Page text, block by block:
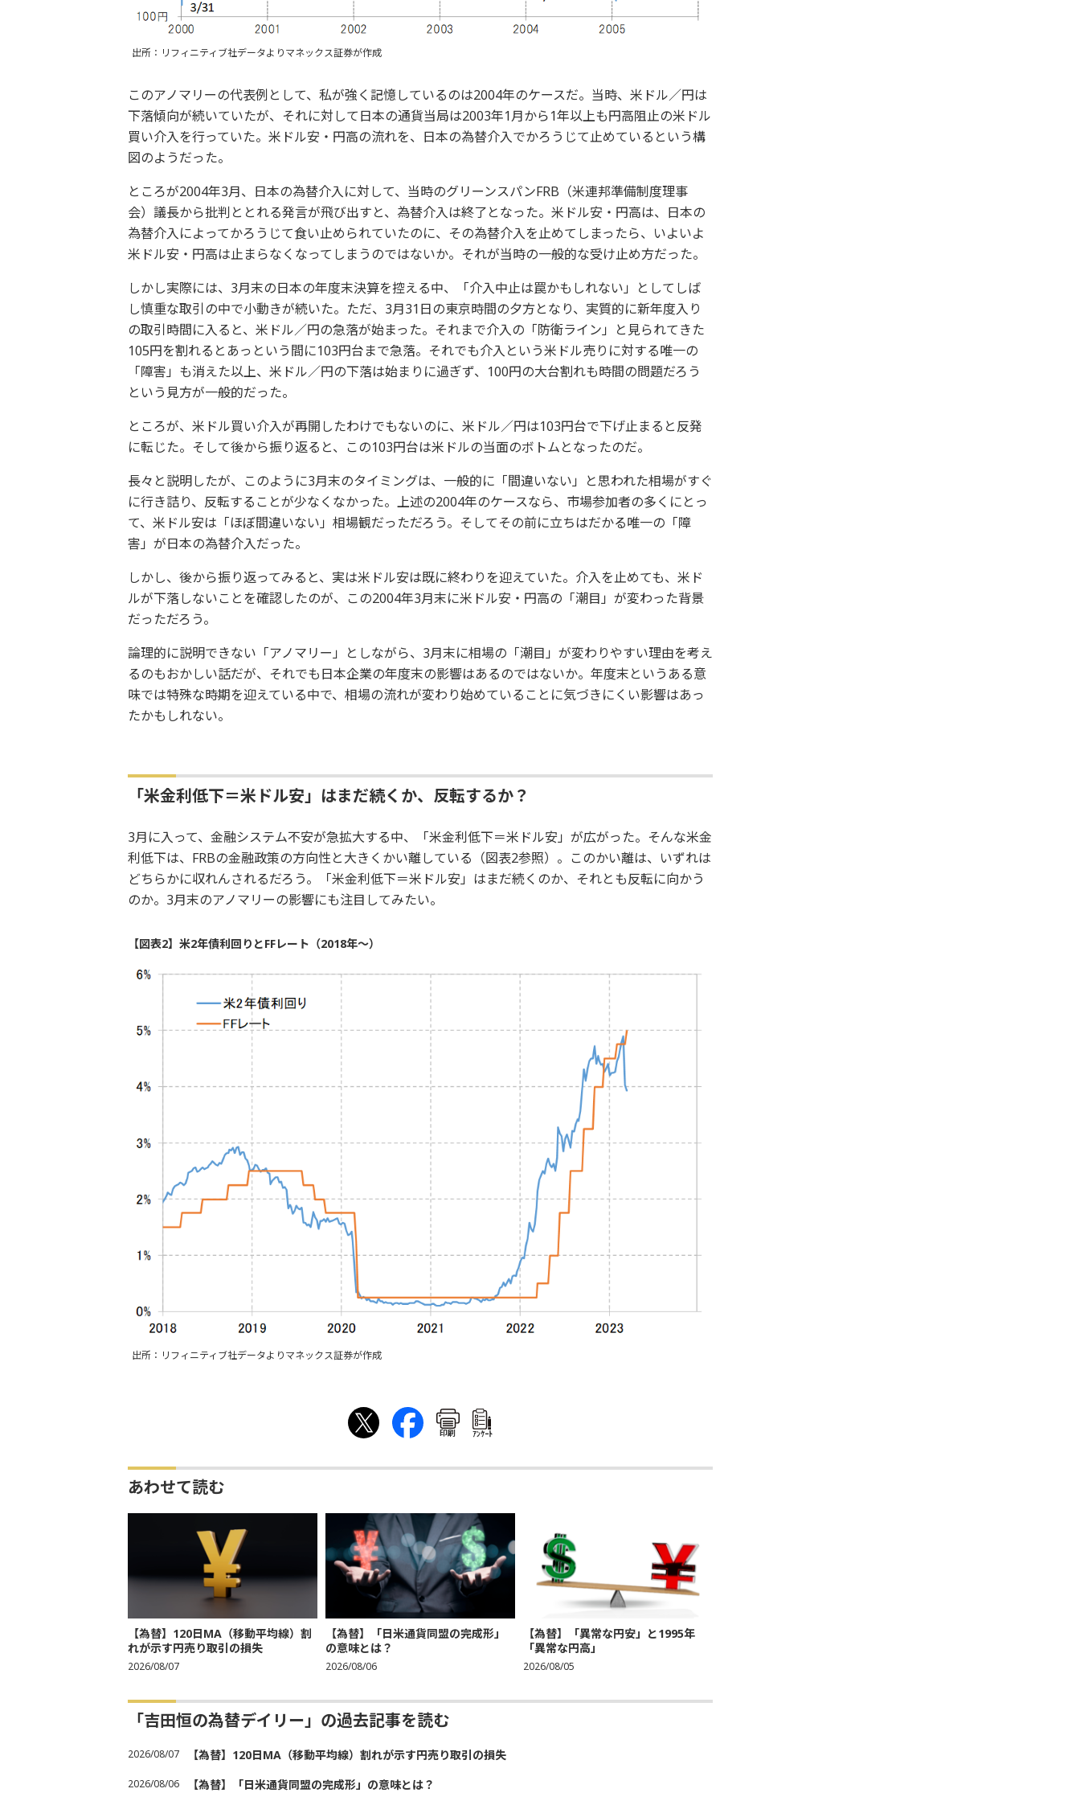
出所：リフィニティブ社データよりマネックス証券が作成
このアノマリーの代表例として、私が強く記憶しているのは2004年のケースだ。当時、米ドル／円は
下落傾向が続いていたが、それに対して日本の通貨当局は2003年1月から1年以上も円高阻止の米ドル
買い介入を行っていた。米ドル安・円高の流れを、日本の為替介入でかろうじて止めているという構
図のようだった。
ところが2004年3月、日本の為替介入に対して、当時のグリーンスパンFRB（米連邦準備制度理事
会）議長から批判ととれる発言が飛び出すと、為替介入は終了となった。米ドル安・円高は、日本の
為替介入によってかろうじて食い止められていたのに、その為替介入を止めてしまったら、いよいよ
米ドル安・円高は止まらなくなってしまうのではないか。それが当時の一般的な受け止め方だった。
しかし実際には、3月末の日本の年度末決算を控える中、「介入中止は罠かもしれない」としてしば
し慎重な取引の中で小動きが続いた。ただ、3月31日の東京時間の夕方となり、実質的に新年度入り
の取引時間に入ると、米ドル／円の急落が始まった。それまで介入の「防衛ライン」と見られてきた
105円を割れるとあっという間に103円台まで急落。それでも介入という米ドル売りに対する唯一の
「障害」も消えた以上、米ドル／円の下落は始まりに過ぎず、100円の大台割れも時間の問題だろう
という見方が一般的だった。
ところが、米ドル買い介入が再開したわけでもないのに、米ドル／円は103円台で下げ止まると反発
に転じた。そして後から振り返ると、この103円台は米ドルの当面のボトムとなったのだ。
長々と説明したが、このように3月末のタイミングは、一般的に「間違いない」と思われた相場がすぐ
に行き詰り、反転することが少なくなかった。上述の2004年のケースなら、市場参加者の多くにとっ
て、米ドル安は「ほぼ間違いない」相場観だっただろう。そしてその前に立ちはだかる唯一の「障
害」が日本の為替介入だった。
しかし、後から振り返ってみると、実は米ドル安は既に終わりを迎えていた。介入を止めても、米ド
ルが下落しないことを確認したのが、この2004年3月末に米ドル安・円高の「潮目」が変わった背景
だっただろう。
論理的に説明できない「アノマリー」としながら、3月末に相場の「潮目」が変わりやすい理由を考え
るのもおかしい話だが、それでも日本企業の年度末の影響はあるのではないか。年度末というある意
味では特殊な時期を迎えている中で、相場の流れが変わり始めていることに気づきにくい影響はあっ
たかもしれない。
「米金利低下＝米ドル安」はまだ続くか、反転するか？
3月に入って、金融システム不安が急拡大する中、「米金利低下＝米ドル安」が広がった。そんな米金
利低下は、FRBの金融政策の方向性と大きくかい離している（図表2参照）。このかい離は、いずれは
どちらかに収れんされるだろう。「米金利低下＝米ドル安」はまだ続くのか、それとも反転に向かう
のか。3月末のアノマリーの影響にも注目してみたい。
【図表2】米2年債利回りとFFレート（2018年～）
出所：リフィニティブ社データよりマネックス証券が作成
印刷 ｱﾝｹｰﾄ
あわせて読む
【為替】120日MA（移動平均線）割
れが示す円売り取引の損失
2026/08/07
【為替】「日米通貨同盟の完成形」
の意味とは？
2026/08/06
【為替】「異常な円安」と1995年
「異常な円高」
2026/08/05
「吉田恒の為替デイリー」の過去記事を読む
2026/08/07 【為替】120日MA（移動平均線）割れが示す円売り取引の損失
2026/08/06 【為替】「日米通貨同盟の完成形」の意味とは？